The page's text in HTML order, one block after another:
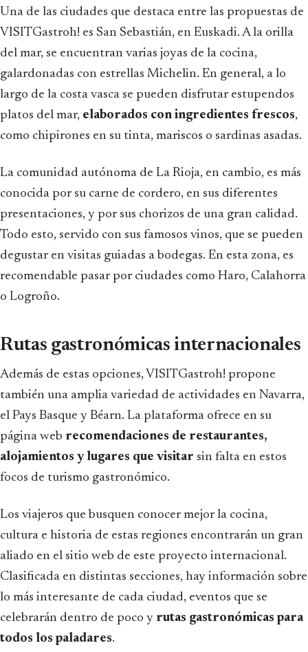
Una de las ciudades que destaca entre las propuestas de
VISITGastroh! es San Sebastián, en Euskadi. A la orilla
del mar, se encuentran varias joyas de la cocina,
galardonadas con estrellas Michelin. En general, a lo
largo de la costa vasca se pueden disfrutar estupendos
platos del mar, elaborados con ingredientes frescos,
como chipirones en su tinta, mariscos o sardinas asadas.
La comunidad autónoma de La Rioja, en cambio, es más
conocida por su carne de cordero, en sus diferentes
presentaciones, y por sus chorizos de una gran calidad.
Todo esto, servido con sus famosos vinos, que se pueden
degustar en visitas guiadas a bodegas. En esta zona, es
recomendable pasar por ciudades como Haro, Calahorra
o Logroño.
Rutas gastronómicas internacionales
Además de estas opciones, VISITGastroh! propone
también una amplia variedad de actividades en Navarra,
el Pays Basque y Béarn. La plataforma ofrece en su
página web recomendaciones de restaurantes,
alojamientos y lugares que visitar sin falta en estos
focos de turismo gastronómico.
Los viajeros que busquen conocer mejor la cocina,
cultura e historia de estas regiones encontrarán un gran
aliado en el sitio web de este proyecto internacional.
Clasificada en distintas secciones, hay información sobre
lo más interesante de cada ciudad, eventos que se
celebrarán dentro de poco y rutas gastronómicas para
todos los paladares.